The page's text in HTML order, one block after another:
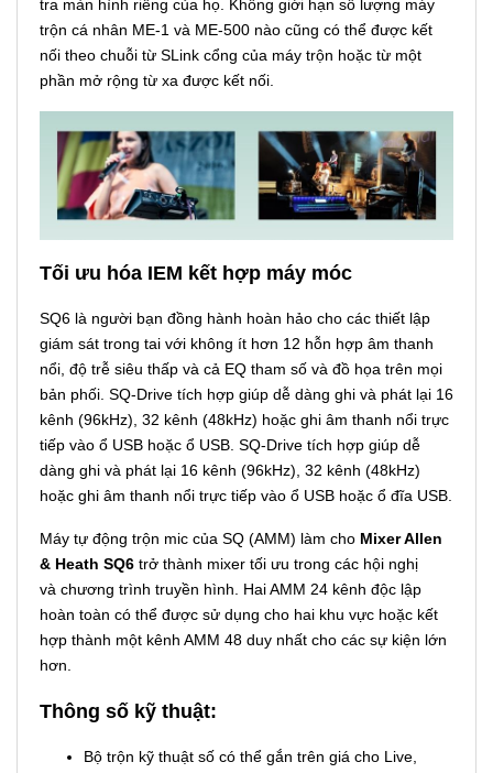
tra màn hình riêng của họ. Không giới hạn số lượng máy
trộn cá nhân ME-1 và ME-500 nào cũng có thể được kết
nối theo chuỗi từ SLink cổng của máy trộn hoặc từ một
phần mở rộng từ xa được kết nối.
Tối ưu hóa IEM kết hợp máy móc
SQ6 là người bạn đồng hành hoàn hảo cho các thiết lập
giám sát trong tai với không ít hơn 12 hỗn hợp âm thanh
nổi, độ trễ siêu thấp và cả EQ tham số và đồ họa trên mọi
bản phối. SQ-Drive tích hợp giúp dễ dàng ghi và phát lại 16
kênh (96kHz), 32 kênh (48kHz) hoặc ghi âm thanh nổi trực
tiếp vào ổ USB hoặc ổ USB. SQ-Drive tích hợp giúp dễ
dàng ghi và phát lại 16 kênh (96kHz), 32 kênh (48kHz)
hoặc ghi âm thanh nổi trực tiếp vào ổ USB hoặc ổ đĩa USB.
Máy tự động trộn mic của SQ (AMM) làm cho Mixer Allen
& Heath SQ6 trở thành mixer tối ưu trong các hội nghị
và chương trình truyền hình. Hai AMM 24 kênh độc lập
hoàn toàn có thể được sử dụng cho hai khu vực hoặc kết
hợp thành một kênh AMM 48 duy nhất cho các sự kiện lớn
hơn.
Thông số kỹ thuật:
Bộ trộn kỹ thuật số có thể gắn trên giá cho Live,